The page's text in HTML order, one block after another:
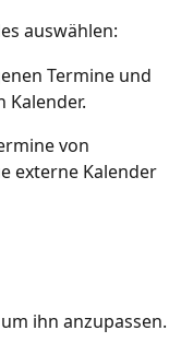
auswählen:
Termine und
Kalender.
von
externe Kalender
ihn anzupassen.